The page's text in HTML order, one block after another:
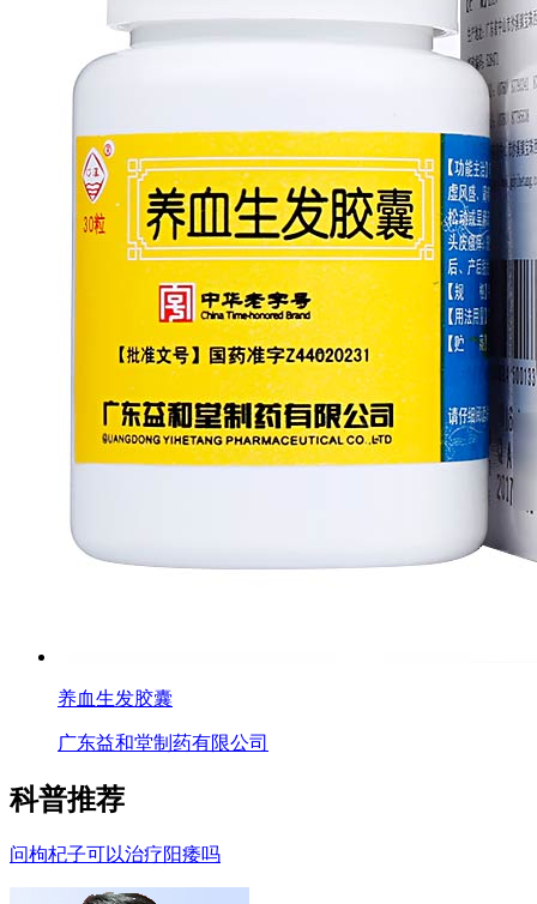
养血生发胶囊
广东益和堂制药有限公司
科普推荐
问枸杞子可以治疗阳痿吗